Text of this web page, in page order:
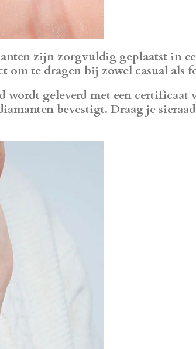
zijn zorgvuldig geplaatst in
om te dragen bij zowel casual als
wordt geleverd met een
bevestigt. Draag je